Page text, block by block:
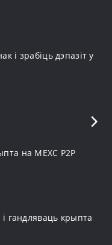
і зрабіць дэпазіт у
на MEXC P2P
і гандляваць крыпта